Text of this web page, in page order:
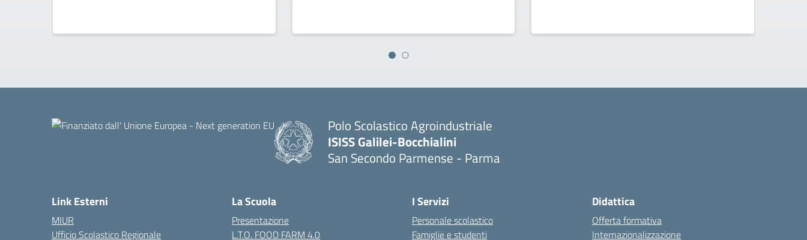
Polo Scolastico Agroindustriale
ISISS Galilei-Bocchialini
San Secondo Parmense - Parma
Link Esterni
MIUR
Ufficio Scolastico Regionale
La Scuola
Presentazione
L.T.O. FOOD FARM 4.0
I Servizi
Personale scolastico
Famiglie e studenti
Didattica
Offerta formativa
Internazionalizzazione